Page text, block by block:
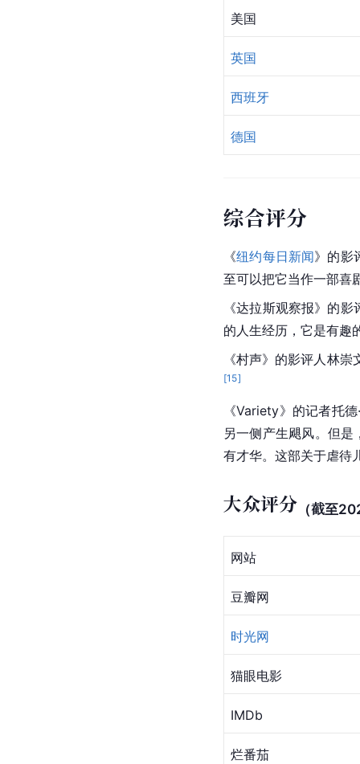
美国
英国
西班牙
德国
综合评分
《纽约每日新闻》的影
至可以把它当作一部喜
《达拉斯观察报》的
的人生经历，它是有趣
《村声》的影评人林
[15]
《Variety》的记者托
另一侧产生飓风。但是
有才华。这部关于虐待
大众评分 （截至
网站
豆瓣网
时光网
猫眼电影
IMDb
烂番茄